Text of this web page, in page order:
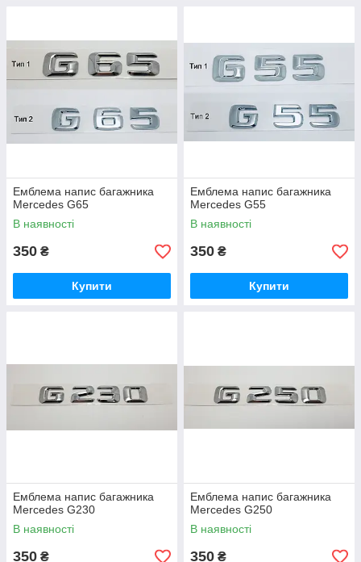
Емблема напис багажника
Mercedes G65
В наявності
350 ₴
Купити
Емблема напис багажника
Mercedes G55
В наявності
350 ₴
Купити
Емблема напис багажника
Mercedes G230
В наявності
350 ₴
Емблема напис багажника
Mercedes G250
В наявності
350 ₴